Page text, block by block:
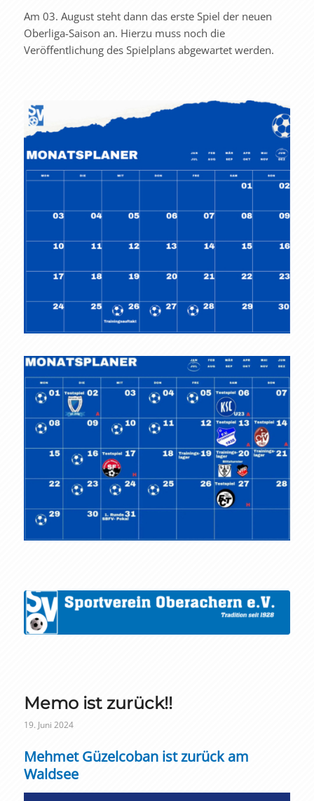
Am 03. August steht dann das erste Spiel der neuen
Oberliga-Saison an. Hierzu muss noch die
Veröffentlichung des Spielplans abgewartet werden.
Memo ist zurück!!
19. Juni 2024
Mehmet Güzelcoban ist zurück am
Waldsee